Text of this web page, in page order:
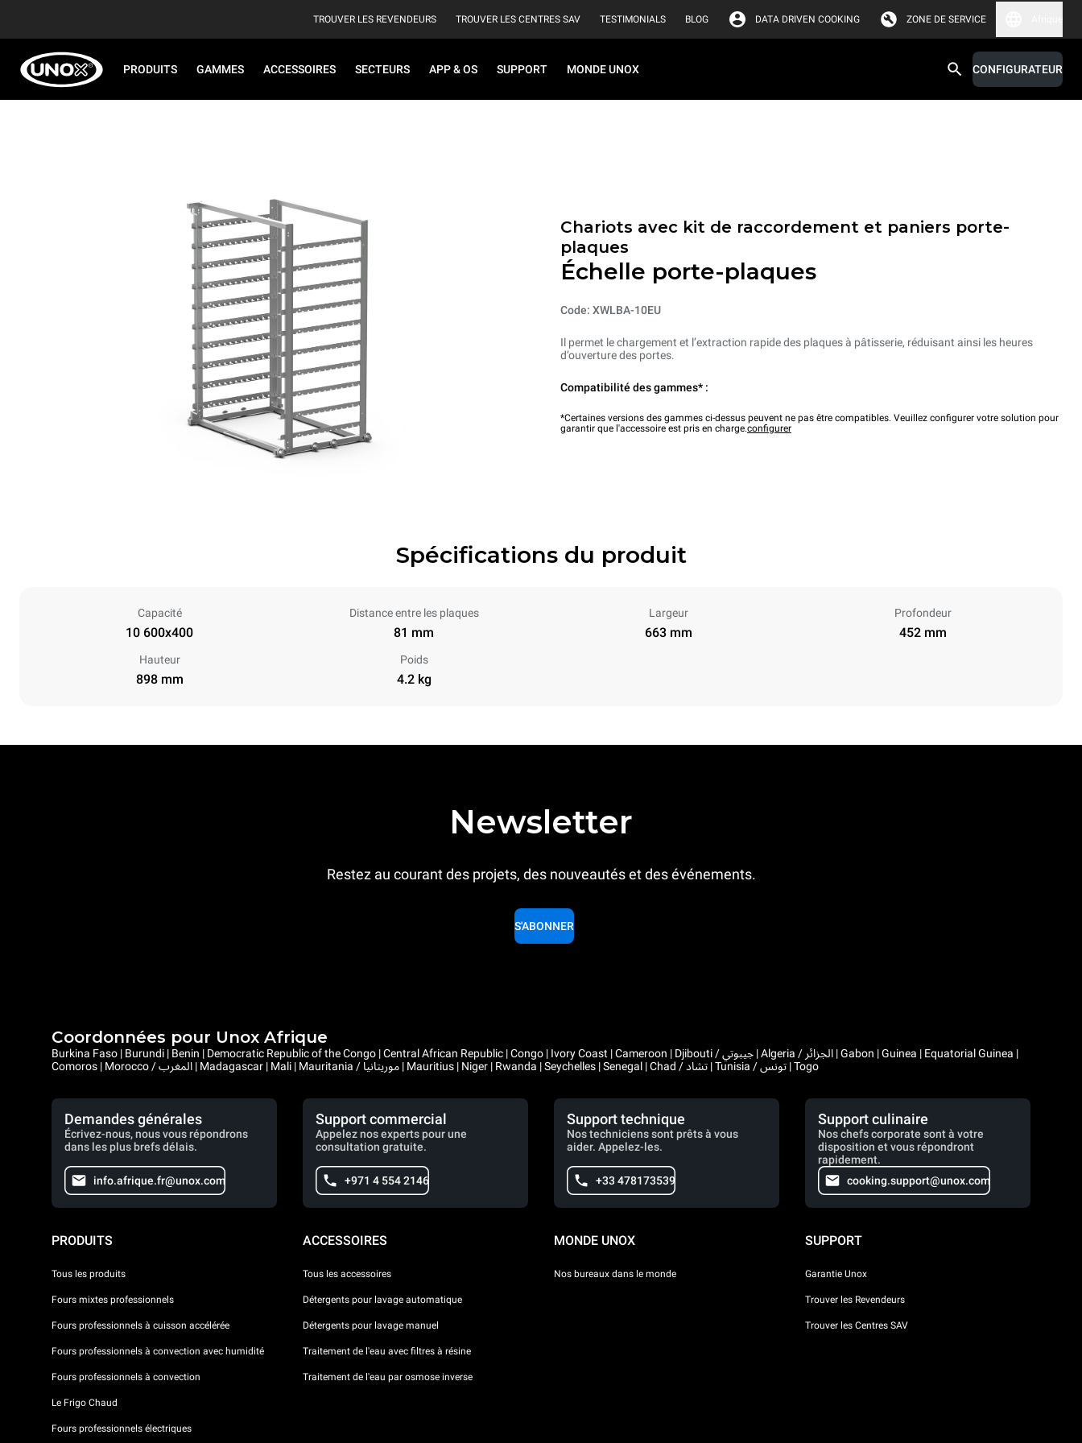
TROUVER LES REVENDEURS TROUVER LES CENTRES SAV TESTIMONIALS BLOG DATA DRIVEN COOKING ZONE DE SERVICE
PRODUITS GAMMES ACCESSOIRES SECTEURS APP & OS SUPPORT MONDE UNOX CONFIGURATEUR
Chariots avec kit de raccordement et paniers porte-
plaques
Échelle porte-plaques
Code: XWLBA-10EU
Il permet le chargement et l’extraction rapide des plaques à pâtisserie, réduisant ainsi les heures
d’ouverture des portes.
Compatibilité des gammes* :
*Certaines versions des gammes ci-dessus peuvent ne pas être compatibles. Veuillez configurer votre solution pour
garantir que l'accessoire est pris en charge.configurer
Spécifications du produit
Capacité
10 600x400
Distance entre les plaques
81 mm
Largeur
663 mm
Profondeur
452 mm
Hauteur
898 mm
Poids
4.2 kg
Newsletter
Restez au courant des projets, des nouveautés et des événements.
S'ABONNER
Coordonnées pour Unox Afrique
Burkina Faso | Burundi | Benin | Democratic Republic of the Congo | Central African Republic | Congo | Ivory Coast | Cameroon | Djibouti / جيبوتي | Algeria / الجزائر | Gabon | Guinea | Equatorial Guinea |
Comoros | Morocco / المغرب | Madagascar | Mali | Mauritania / موريتانيا | Mauritius | Niger | Rwanda | Seychelles | Senegal | Chad / تشاد | Tunisia / تونس | Togo
Demandes générales
Écrivez-nous, nous vous répondrons
dans les plus brefs délais.
info.afrique.fr@unox.com
Support commercial
Appelez nos experts pour une
consultation gratuite.
+971 4 554 2146
Support technique
Nos techniciens sont prêts à vous
aider. Appelez-les.
+33 478173539
Support culinaire
Nos chefs corporate sont à votre
disposition et vous répondront
rapidement.
cooking.support@unox.com
PRODUITS
Tous les produits
Fours mixtes professionnels
Fours professionnels à cuisson accélérée
Fours professionnels à convection avec humidité
Fours professionnels à convection
Le Frigo Chaud
Fours professionnels électriques
ACCESSOIRES
Tous les accessoires
Détergents pour lavage automatique
Détergents pour lavage manuel
Traitement de l'eau avec filtres à résine
Traitement de l'eau par osmose inverse
MONDE UNOX
Nos bureaux dans le monde
SUPPORT
Garantie Unox
Trouver les Revendeurs
Trouver les Centres SAV